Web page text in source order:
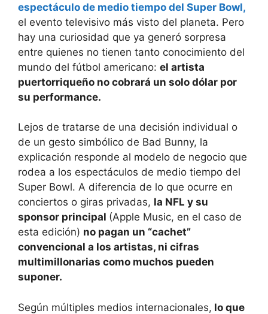
espectáculo de medio tiempo del Super Bowl,
el evento televisivo más visto del planeta. Pero
hay una curiosidad que ya generó sorpresa
entre quienes no tienen tanto conocimiento del
mundo del fútbol americano: el artista
puertorriqueño no cobrará un solo dólar por
su performance.
Lejos de tratarse de una decisión individual o
de un gesto simbólico de Bad Bunny, la
explicación responde al modelo de negocio que
rodea a los espectáculos de medio tiempo del
Super Bowl. A diferencia de lo que ocurre en
conciertos o giras privadas, la NFL y su
sponsor principal (Apple Music, en el caso de
esta edición) no pagan un “cachet”
convencional a los artistas, ni cifras
multimillonarias como muchos pueden
suponer.
Según múltiples medios internacionales, lo que